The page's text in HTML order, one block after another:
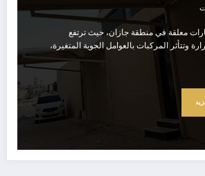
معلقة في منطقة جازان، حيث ترتفع
وتتأثر المركبات بالعوامل الجوية المتغيرة،